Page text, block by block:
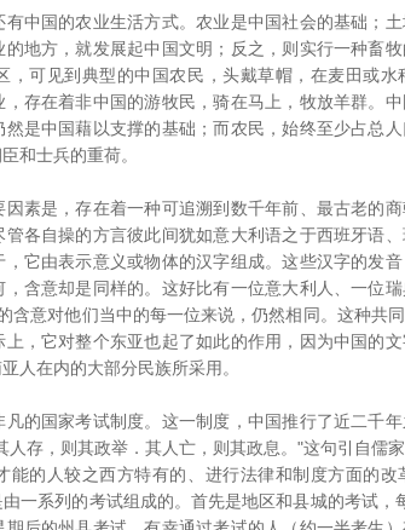
国的农业生活方式。农业是中国社会的基础；土
地方，就发展起中国文明；反之，则实行一种畜
，可见到典型的中国农民，头戴草帽，在麦田或
存在着非中国的游牧民，骑在马上，牧放羊群。
是中国藉以支撑的基础；而农民，始终至少占总
和士兵的重荷。
是，存在着一种可追溯到数千年前、最古老的商
各自操的方言彼此间犹如意大利语之于西班牙语
它由表示意义或物体的汉字组成。这些汉字的发
含意却是同样的。这好比有一位意大利人、一位
含意对他们当中的每一位来说，仍然相同。这种共
，它对整个东亚也起了如此的作用，因为中国的
人在内的大部分民族所采用。
国家考试制度。这一制度，中国推行了近二千年
人存，则其政举．其人亡，则其政息。"这句引自
能的人较之西方特有的、进行法律和制度方面的
一系列的考试组成的。首先是地区和县城的考试，